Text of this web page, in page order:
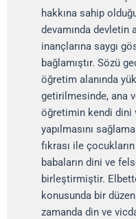
hakkına sahip
devamında devletin
inançlarına saygı
bağlamıştır. Sözü
öğretim alanında
getirilmesinde, ana
öğretimin kendi dini
yapılmasını
fıkrası ile
babaların dini ve
birleştirmiştir.
konusunda bir
zamanda din ve